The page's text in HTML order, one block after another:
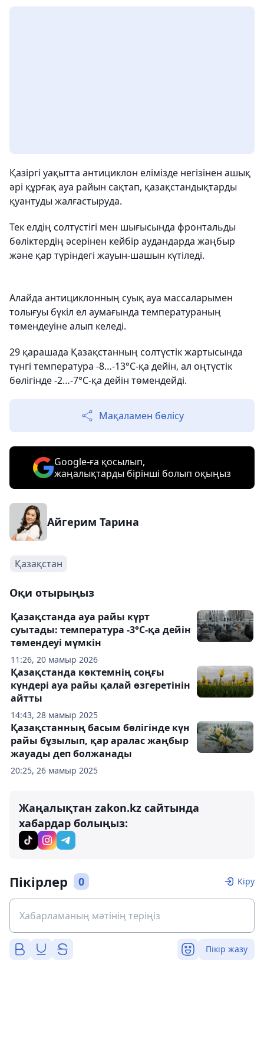
Қазіргі уақытта антициклон елімізде негізінен ашық
әрі құрғақ ауа райын сақтап, қазақстандықтарды
қуантуды жалғастыруда.
Тек елдің солтүстігі мен шығысында фронтальды
бөліктердің әсерінен кейбір аудандарда жаңбыр
және қар түріндегі жауын-шашын күтіледі.
Алайда антициклонның суық ауа массаларымен
толығуы бүкіл ел аумағында температураның
төмендеуіне алып келеді.
29 қарашада Қазақстанның солтүстік жартысында
түнгі температура -8…-13°С-қа дейін, ал оңтүстік
бөлігінде -2…-7°С-қа дейін төмендейді.
Мақаламен бөлісу
Google-ға қосылып,
жаңалықтарды бірінші болып оқыңыз
Айгерим Тарина
Қазақстан
Оқи отырыңыз
11:26, 20 мамыр 2026
Қазақстанда ауа райы күрт
суытады: температура -3°С-қа дейін
төмендеуі мүмкін
14:43, 28 мамыр 2025
Қазақстанда көктемнің соңғы
күндері ауа райы қалай өзгеретінін
айтты
20:25, 26 мамыр 2025
Қазақстанның басым бөлігінде күн
райы бұзылып, қар аралас жаңбыр
жауады деп болжанады
Жаңалықтан zakon.kz сайтында
хабардар болыңыз:
Пікірлер 0 Кіру
Пікір жазу